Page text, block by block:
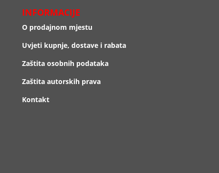
INFORMACIJE
O prodajnom mjestu
Uvjeti kupnje, dostave i rabata
Zaštita osobnih podataka
Zaštita autorskih prava
Kontakt